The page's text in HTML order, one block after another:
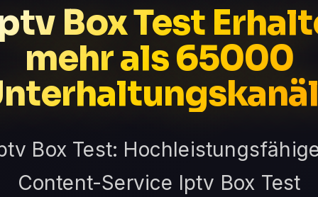
Box Test
mehr als 65000
Box Test:
Content-Service Iptv Box Test